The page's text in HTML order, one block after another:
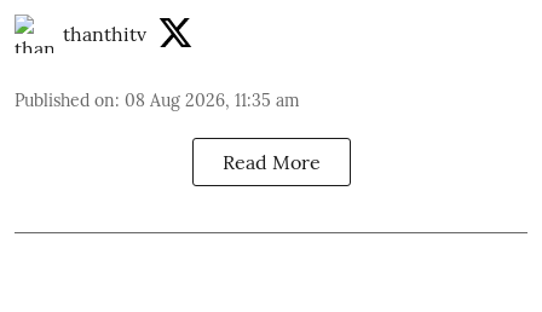
thanthitv
Published on: 08 Aug 2026, 11:35 am
Read More